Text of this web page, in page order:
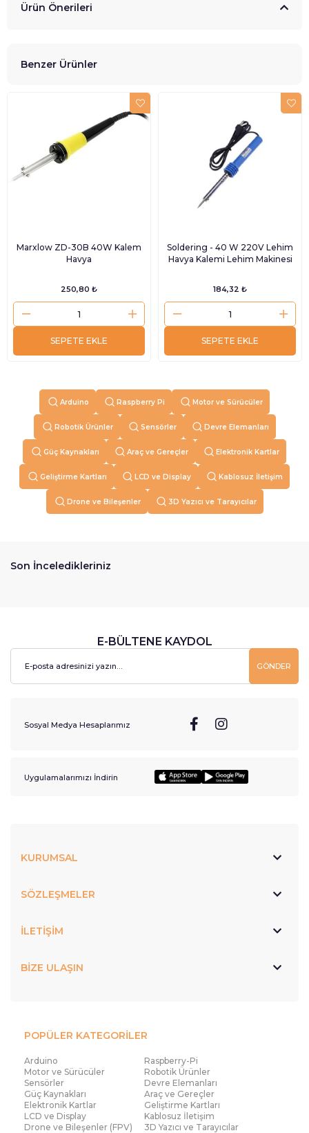
Ürün Önerileri
Benzer Ürünler
Marxlow ZD-30B 40W Kalem
Havya
250,80 ₺
SEPETE EKLE
Soldering - 40 W 220V Lehim
Havya Kalemi Lehim Makinesi
184,32 ₺
SEPETE EKLE
Arduino Raspberry Pi Motor ve Sürücüler
Robotik Ürünler Sensörler Devre Elemanları
Güç Kaynakları Araç ve Gereçler Elektronik Kartlar
Geliştirme Kartları LCD ve Display Kablosuz İletişim
Drone ve Bileşenler 3D Yazıcı ve Tarayıcılar
Son İnceledikleriniz
E-BÜLTENE KAYDOL
GÖNDER
Sosyal Medya Hesaplarımız
Uygulamalarımızı İndirin
KURUMSAL
SÖZLEŞMELER
İLETİŞİM
BİZE ULAŞIN
POPÜLER KATEGORİLER
Arduino
Raspberry-Pi
Motor ve Sürücüler
Robotik Ürünler
Sensörler
Devre Elemanları
Güç Kaynakları
Araç ve Gereçler
Elektronik Kartlar
Geliştirme Kartları
LCD ve Display
Kablosuz İletişim
Drone ve Bileşenler (FPV)
3D Yazıcı ve Tarayıcılar